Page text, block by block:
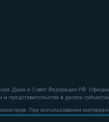
Дума и Совет Федерации РФ.
представительства в десяти
При использовании